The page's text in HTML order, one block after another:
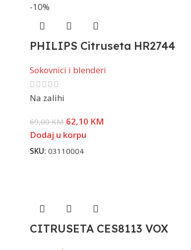
-10%
PHILIPS Citruseta HR2744
Sokovnici i blenderi
Na zalihi
69,00KM 62,10 KM
Dodaj u korpu
SKU: 03110004
CITRUSETA CES8113 VOX